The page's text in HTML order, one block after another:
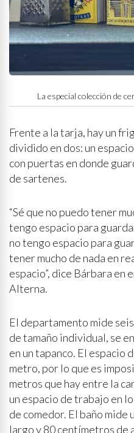
La especial colección de
Frente a la tarja, hay un
dividido en dos: un
con puertas en donde
de sartenes.
“Sé que no puedo tener
tengo espacio para
no tengo espacio para
tener mucho de nada en
espacio”, dice Bárbara
Alterna.
El departamento mide
de tamaño individual, se
en un tapanco. El espacio
metro, por lo que es
metros que hay entre la
un espacio de trabajo en
de comedor. El baño
largo y 80 centímetros de